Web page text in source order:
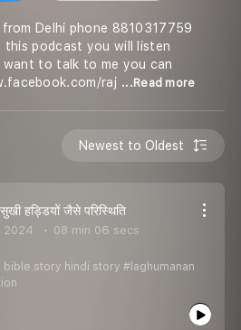
from Delhi phone 8810317759
this podcast you will listen
to talk to me you can
raj ...Read more
Newest to Oldest
हड्डियों जैसे परिस्थिति
2024 08 min 06 secs
bible story hindi story #laghumanan